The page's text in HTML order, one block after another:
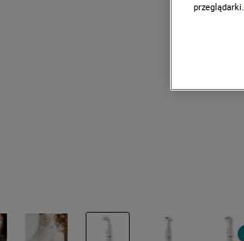
przeglądarki.